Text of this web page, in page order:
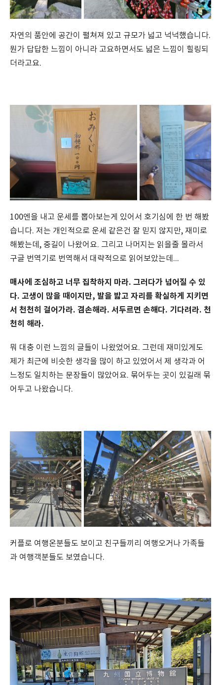
자연의 품안에 공간이 펼쳐져 있고 규모가 넓고 넉넉했습니다.
뭔가 답답한 느낌이 아니라 고요하면서도 넓은 느낌이 힐링되
더라고요.
100엔을 내고 운세를 뽑아보는게 있어서 호기심에 한 번 해봤
습니다. 저는 개인적으로 운세 같은건 잘 믿지 않지만, 재미로
해봤는데, 중길이 나왔어요. 그리고 나머지는 읽을줄 몰라서
구글 번역기로 번역해서 대략적으로 읽어보았는데...
매사에 조심하고 너무 집착하지 마라. 그러다가 넘어질 수 있
다. 고생이 많을 때이지만, 발을 밟고 자리를 확실하게 지키면
서 천천히 걸어가라. 겸손해라. 서두르면 손해다. 기다려라. 천
천히 해라.
뭐 대충 이런 느낌의 글들이 나왔었어요. 그런데 재미있게도
제가 최근에 비슷한 생각을 많이 하고 있었어서 제 생각과 어
느정도 일치하는 문장들이 많았어요. 묶어두는 곳이 있길래 묶
어두고 나왔습니다.
커플로 여행온분들도 보이고 친구들끼리 여행오거나 가족들
과 여행객분들도 보였습니다.